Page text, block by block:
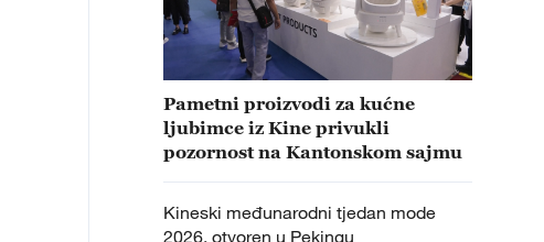
Pametni proizvodi za kućne
ljubimce iz Kine privukli
pozornost na Kantonskom sajmu
Kineski međunarodni tjedan mode
2026. otvoren u Pekingu